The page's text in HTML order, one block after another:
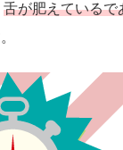
舌が肥えているで